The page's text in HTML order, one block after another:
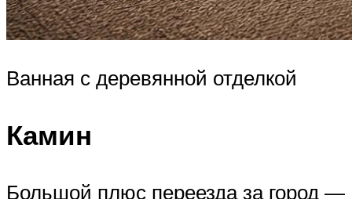
Ванная с деревянной отделкой
Камин
Большой плюс переезда за город —